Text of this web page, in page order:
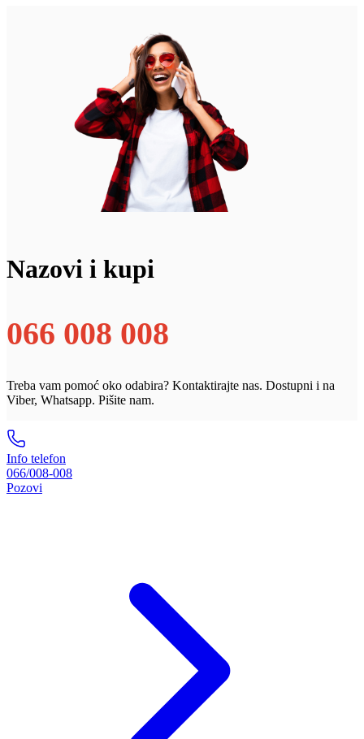
Nazovi i kupi
066 008 008
Treba vam pomoć oko odabira? Kontaktirajte nas. Dostupni i na
Viber, Whatsapp. Pišite nam.
Info telefon
066/008-008
Pozovi